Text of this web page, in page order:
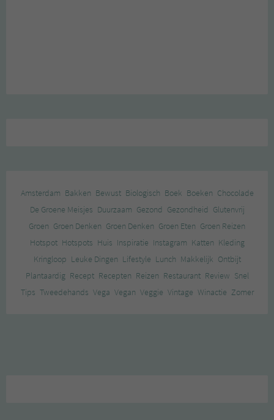
Amsterdam Bakken Bewust Biologisch Boek Boeken Chocolade
De Groene Meisjes Duurzaam Gezond Gezondheid Glutenvrij
Groen Groen Denken Groen Denken Groen Eten Groen Reizen
Hotspot Hotspots Huis Inspiratie Instagram Katten Kleding
Kringloop Leuke Dingen Lifestyle Lunch Makkelijk Ontbijt
Plantaardig Recept Recepten Reizen Restaurant Review Snel
Tips Tweedehands Vega Vegan Veggie Vintage Winactie Zomer